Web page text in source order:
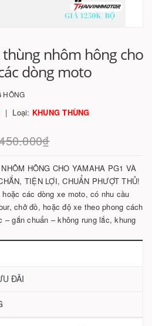
thùng nhôm hông cho
dòng moto
HÔNG
Loại: KHUNG THÙNG
HÔNG CHO YAMAHA PG1 VÀ
TIỆN LỢI, CHUẨN PHƯỢT THỦ!
các dòng xe moto, có nhu cầu
chở đồ, hoặc độ xe theo phong cách
gắn chuẩn – không rung lắc, khung
ĐÃI